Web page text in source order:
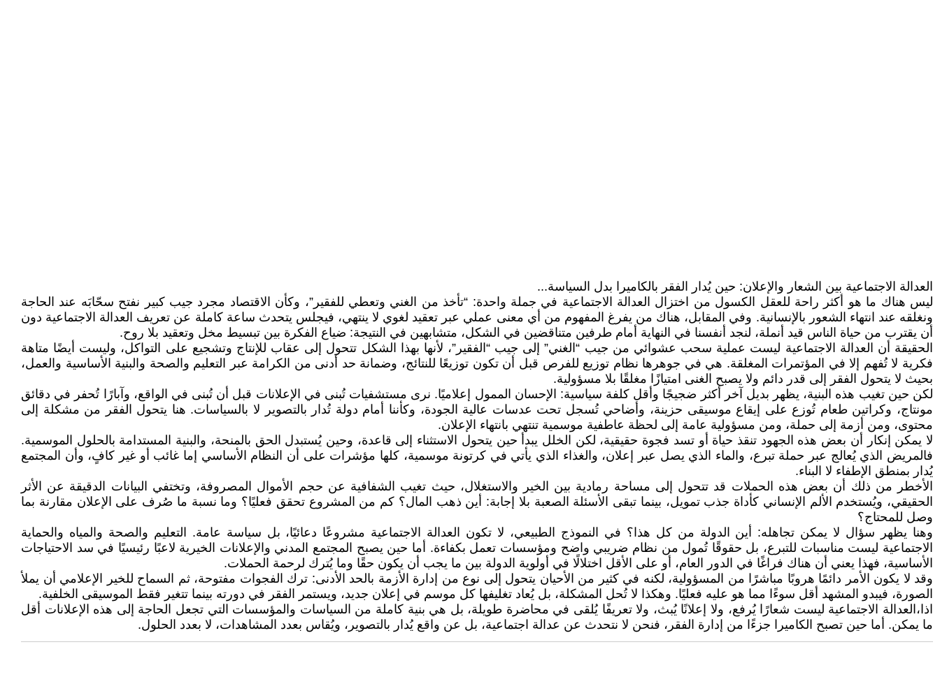
العدالة الاجتماعية بين الشعار والإعلان: حين يُدار الفقر بالكاميرا بدل السياسة...
ليس هناك ما هو أكثر راحة للعقل الكسول من اختزال العدالة الاجتماعية في جملة واحدة: “تأخذ من الغني وتعطي للفقير”، وكأن الاقتصاد مجرد جيب كبير نفتح سحّابَه عند الحاجة
ونغلقه عند انتهاء الشعور بالإنسانية. وفي المقابل، هناك من يفرغ المفهوم من أي معنى عملي عبر تعقيد لغوي لا ينتهي، فيجلس يتحدث ساعة كاملة عن تعريف العدالة الاجتماعية دون
أن يقترب من حياة الناس قيد أنملة، لنجد أنفسنا في النهاية أمام طرفين متناقضين في الشكل، متشابهين في النتيجة: ضياع الفكرة بين تبسيط مخل وتعقيد بلا روح.
الحقيقة أن العدالة الاجتماعية ليست عملية سحب عشوائي من جيب “الغني” إلى جيب “الفقير”، لأنها بهذا الشكل تتحول إلى عقاب للإنتاج وتشجيع على التواكل، وليست أيضًا متاهة
فكرية لا تُفهم إلا في المؤتمرات المغلقة. هي في جوهرها نظام توزيع للفرص قبل أن تكون توزيعًا للنتائج، وضمانة حد أدنى من الكرامة عبر التعليم والصحة والبنية الأساسية والعمل،
بحيث لا يتحول الفقر إلى قدر دائم ولا يصبح الغنى امتيازًا مغلقًا بلا مسؤولية.
لكن حين تغيب هذه البنية، يظهر بديل آخر أكثر ضجيجًا وأقل كلفة سياسية: الإحسان الممول إعلاميًا. نرى مستشفيات تُبنى في الإعلانات قبل أن تُبنى في الواقع، وآبارًا تُحفر في دقائق
مونتاج، وكراتين طعام تُوزع على إيقاع موسيقى حزينة، وأضاحي تُسجل تحت عدسات عالية الجودة، وكأننا أمام دولة تُدار بالتصوير لا بالسياسات. هنا يتحول الفقر من مشكلة إلى
محتوى، ومن أزمة إلى حملة، ومن مسؤولية عامة إلى لحظة عاطفية موسمية تنتهي بانتهاء الإعلان.
لا يمكن إنكار أن بعض هذه الجهود تنقذ حياة أو تسد فجوة حقيقية، لكن الخلل يبدأ حين يتحول الاستثناء إلى قاعدة، وحين يُستبدل الحق بالمنحة، والبنية المستدامة بالحلول الموسمية.
فالمريض الذي يُعالج عبر حملة تبرع، والماء الذي يصل عبر إعلان، والغذاء الذي يأتي في كرتونة موسمية، كلها مؤشرات على أن النظام الأساسي إما غائب أو غير كافٍ، وأن المجتمع
يُدار بمنطق الإطفاء لا البناء.
الأخطر من ذلك أن بعض هذه الحملات قد تتحول إلى مساحة رمادية بين الخير والاستغلال، حيث تغيب الشفافية عن حجم الأموال المصروفة، وتختفي البيانات الدقيقة عن الأثر
الحقيقي، ويُستخدم الألم الإنساني كأداة جذب تمويل، بينما تبقى الأسئلة الصعبة بلا إجابة: أين ذهب المال؟ كم من المشروع تحقق فعليًا؟ وما نسبة ما صُرف على الإعلان مقارنة بما
وصل للمحتاج؟
وهنا يظهر سؤال لا يمكن تجاهله: أين الدولة من كل هذا؟ في النموذج الطبيعي، لا تكون العدالة الاجتماعية مشروعًا دعائيًا، بل سياسة عامة. التعليم والصحة والمياه والحماية
الاجتماعية ليست مناسبات للتبرع، بل حقوقًا تُمول من نظام ضريبي واضح ومؤسسات تعمل بكفاءة. أما حين يصبح المجتمع المدني والإعلانات الخيرية لاعبًا رئيسيًا في سد الاحتياجات
الأساسية، فهذا يعني أن هناك فراغًا في الدور العام، أو على الأقل اختلالًا في أولوية الدولة بين ما يجب أن يكون حقًا وما يُترك لرحمة الحملات.
وقد لا يكون الأمر دائمًا هروبًا مباشرًا من المسؤولية، لكنه في كثير من الأحيان يتحول إلى نوع من إدارة الأزمة بالحد الأدنى: ترك الفجوات مفتوحة، ثم السماح للخير الإعلامي أن يملأ
الصورة، فيبدو المشهد أقل سوءًا مما هو عليه فعليًا. وهكذا لا تُحل المشكلة، بل يُعاد تغليفها كل موسم في إعلان جديد، ويستمر الفقر في دورته بينما تتغير فقط الموسيقى الخلفية.
اذا،العدالة الاجتماعية ليست شعارًا يُرفع، ولا إعلانًا يُبث، ولا تعريفًا يُلقى في محاضرة طويلة، بل هي بنية كاملة من السياسات والمؤسسات التي تجعل الحاجة إلى هذه الإعلانات أقل
ما يمكن. أما حين تصبح الكاميرا جزءًا من إدارة الفقر، فنحن لا نتحدث عن عدالة اجتماعية، بل عن واقع يُدار بالتصوير، ويُقاس بعدد المشاهدات، لا بعدد الحلول.